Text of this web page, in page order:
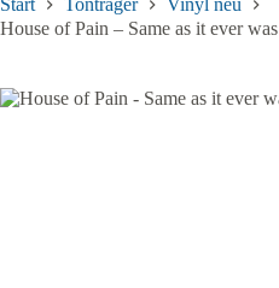
Start Tonträger
Vinyl neu
House of Pain – Same as it ever was